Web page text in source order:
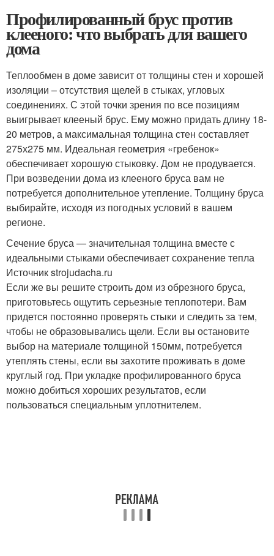
Профилированный брус против
клееного: что выбрать для вашего
дома
Теплообмен в доме зависит от толщины стен и хорошей
изоляции – отсутствия щелей в стыках, угловых
соединениях. С этой точки зрения по все позициям
выигрывает клееный брус. Ему можно придать длину 18-
20 метров, а максимальная толщина стен составляет
275х275 мм. Идеальная геометрия «гребенок»
обеспечивает хорошую стыковку. Дом не продувается.
При возведении дома из клееного бруса вам не
потребуется дополнительное утепление. Толщину бруса
выбирайте, исходя из погодных условий в вашем
регионе.
Сечение бруса — значительная толщина вместе с
идеальными стыками обеспечивает сохранение тепла
Источник strojudacha.ru
Если же вы решите строить дом из обрезного бруса,
приготовьтесь ощутить серьезные теплопотери. Вам
придется постоянно проверять стыки и следить за тем,
чтобы не образовывались щели. Если вы остановите
выбор на материале толщиной 150мм, потребуется
утеплять стены, если вы захотите проживать в доме
круглый год. При укладке профилированного бруса
можно добиться хороших результатов, если
пользоваться специальным уплотнителем.